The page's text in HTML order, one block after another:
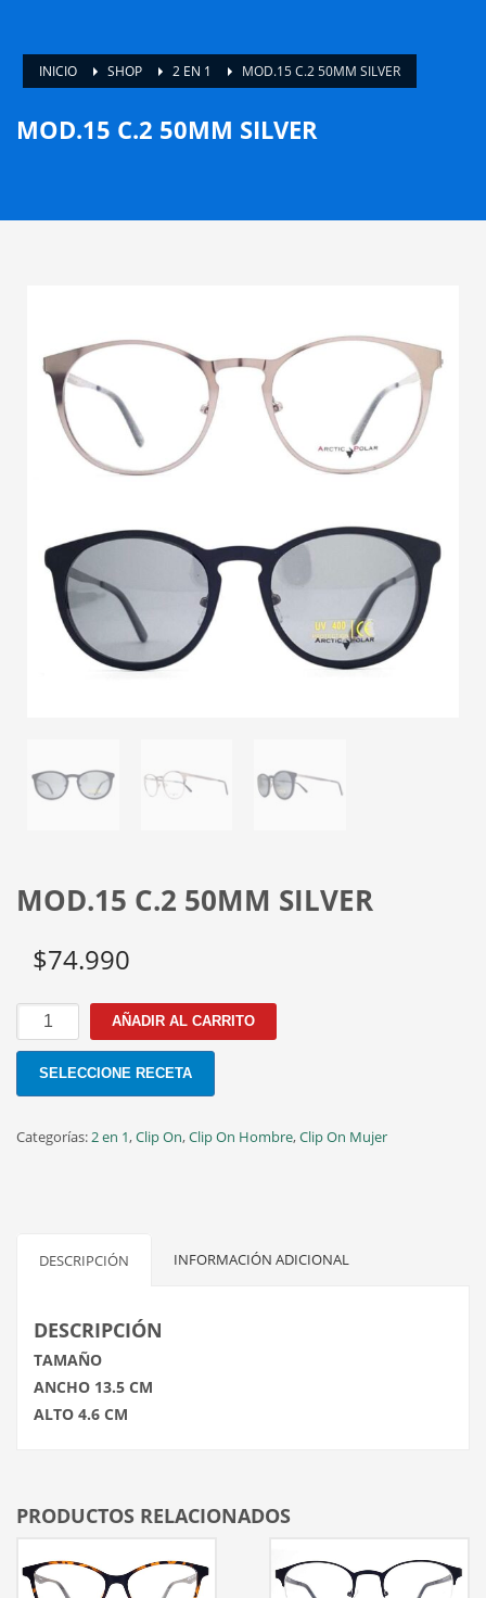
INICIO SHOP 2 EN 1 MOD.15 C.2 50MM SILVER
MOD.15 C.2 50MM SILVER
MOD.15 C.2 50MM SILVER
$74.990
MOD.15
C.2
AÑADIR AL CARRITO
SELECCIONE RECETA
Categorías:2 en 1,Clip On,Clip On Hombre,Clip On Mujer
DESCRIPCIÓN INFORMACIÓN ADICIONAL
DESCRIPCIÓN
TAMAÑO
ANCHO 13.5 CM
ALTO 4.6 CM
PRODUCTOS RELACIONADOS